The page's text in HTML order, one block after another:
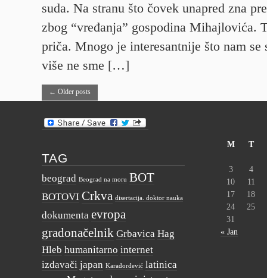
suda. Na stranu što čovek unapred zna
zbog “vređanja” gospodina Mihajlovića.
priča. Mnogo je interesantnije što nam se
više ne sme […]
← Older posts
TAG
beograd Beograd na moru BOT
BOTOVI Crkva disertacija. doktor nauka
dokumenta evropa
gradonačelnik Grbavica Hag
Hleb humanitarno internet
izdavači japan Karađorđević latinica
M T
3
4
10
11
17
18
24
25
31
« Jan